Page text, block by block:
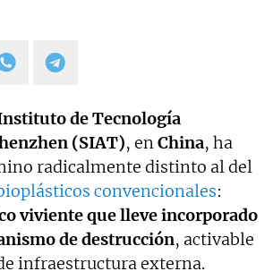
de Tecnología
(SIAT), enChina, ha
radicalmente distinto al del
convencionales:
viviente que lleve incorporado
de destrucción, activable
infraestructura externa.